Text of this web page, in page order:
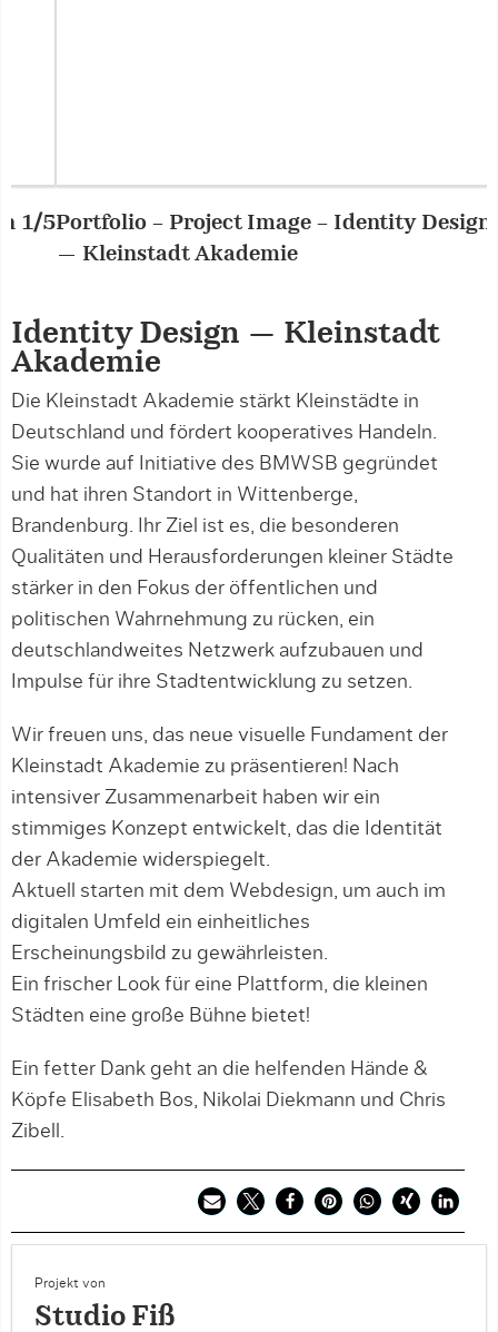
Portfolio – Project Image – Identity Design
— Kleinstadt Akademie
2/5
Identity Design — Kleinstadt
Akademie
Die Kleinstadt Akademie stärkt Kleinstädte in
Deutschland und fördert kooperatives Handeln.
Sie wurde auf Initiative des BMWSB gegründet
und hat ihren Standort in Wittenberge,
Brandenburg. Ihr Ziel ist es, die besonderen
Qualitäten und Herausforderungen kleiner Städte
stärker in den Fokus der öffentlichen und
politischen Wahrnehmung zu rücken, ein
deutschlandweites Netzwerk aufzubauen und
Impulse für ihre Stadtentwicklung zu setzen.
Wir freuen uns, das neue visuelle Fundament der
Kleinstadt Akademie zu präsentieren! Nach
intensiver Zusammenarbeit haben wir ein
stimmiges Konzept entwickelt, das die Identität
der Akademie widerspiegelt.
Aktuell starten mit dem Webdesign, um auch im
digitalen Umfeld ein einheitliches
Erscheinungsbild zu gewährleisten.
Ein frischer Look für eine Plattform, die kleinen
Städten eine große Bühne bietet!
Ein fetter Dank geht an die helfenden Hände &
Köpfe Elisabeth Bos, Nikolai Diekmann und Chris
Zibell.
Projekt von
Studio Fiß